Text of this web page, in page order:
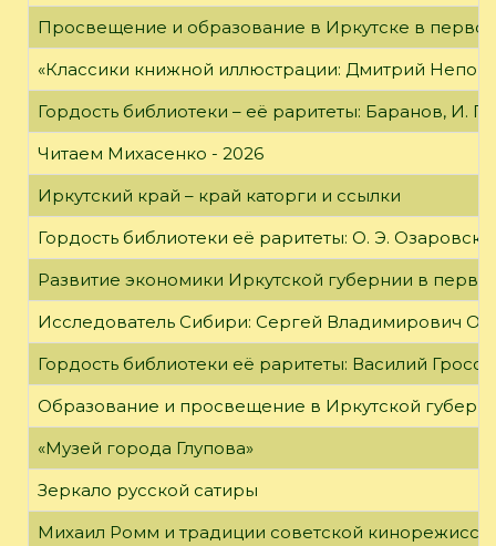
Просвещение и образование в Иркутске в
«Классики книжной иллюстрации: Дмитрий
Гордость библиотеки – её раритеты: Баранов, И.
Читаем Михасенко - 2026
Иркутский край – край каторги и ссылки
Гордость библиотеки её раритеты: О. Э.
Развитие экономики Иркутской губернии в
Исследователь Сибири: Сергей Владимирович
Гордость библиотеки её раритеты: Василий
Образование и просвещение в Иркутской
«Музей города Глупова»
Зеркало русской сатиры
Михаил Ромм и традиции советской